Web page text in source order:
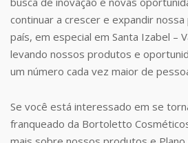
continuar a crescer e expandir
país, em especial em Santa Izabel –
levando nossos produtos e
um número cada vez maior de
Se você está interessado em se
franqueado da Bortoletto